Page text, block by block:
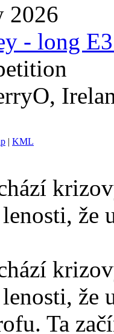
2026
- long
| KML
že
že
Ta